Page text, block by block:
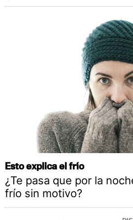
Esto explica el frío
¿Te pasa que por la
frío sin motivo?